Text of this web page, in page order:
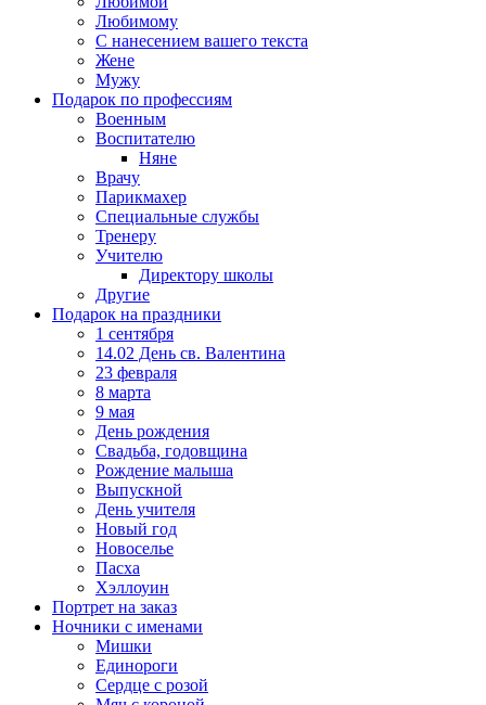
Любимому
С нанесением вашего текста
Жене
Мужу
Подарок по профессиям
Военным
Воспитателю
Няне
Врачу
Парикмахер
Специальные службы
Тренеру
Учителю
Директору школы
Другие
Подарок на праздники
1 сентября
14.02 День св. Валентина
23 февраля
8 марта
9 мая
День рождения
Свадьба, годовщина
Рождение малыша
Выпускной
День учителя
Новый год
Новоселье
Пасха
Хэллоуин
Портрет на заказ
Ночники с именами
Мишки
Единороги
Сердце с розой